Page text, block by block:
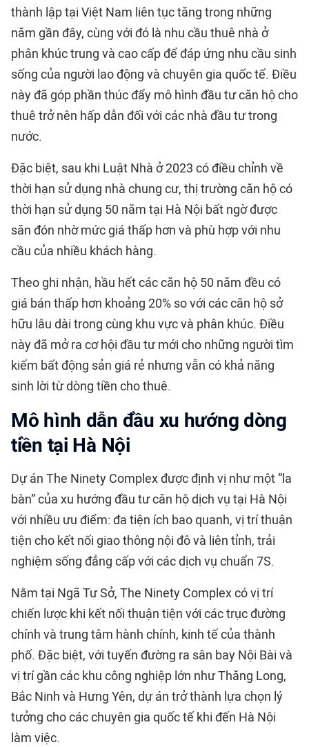
thành lập tại Việt Nam liên tục tăng trong những
năm gần đây, cùng với đó là nhu cầu thuê nhà ở
phân khúc trung và cao cấp để đáp ứng nhu cầu sinh
sống của người lao động và chuyên gia quốc tế. Điều
này đã góp phần thúc đẩy mô hình đầu tư căn hộ cho
thuê trở nên hấp dẫn đối với các nhà đầu tư trong
nước.
Đặc biệt, sau khi Luật Nhà ở 2023 có điều chỉnh về
thời hạn sử dụng nhà chung cư, thị trường căn hộ có
thời hạn sử dụng 50 năm tại Hà Nội bất ngờ được
săn đón nhờ mức giá thấp hơn và phù hợp với nhu
cầu của nhiều khách hàng.
Theo ghi nhận, hầu hết các căn hộ 50 năm đều có
giá bán thấp hơn khoảng 20% so với các căn hộ sở
hữu lâu dài trong cùng khu vực và phân khúc. Điều
này đã mở ra cơ hội đầu tư mới cho những người tìm
kiếm bất động sản giá rẻ nhưng vẫn có khả năng
sinh lời từ dòng tiền cho thuê.
Mô hình dẫn đầu xu hướng dòng
tiền tại Hà Nội
Dự án The Ninety Complex được định vị như một “la
bàn” của xu hướng đầu tư căn hộ dịch vụ tại Hà Nội
với nhiều ưu điểm: đa tiện ích bao quanh, vị trí thuận
tiện cho kết nối giao thông nội đô và liên tỉnh, trải
nghiệm sống đẳng cấp với các dịch vụ chuẩn 7S.
Nằm tại Ngã Tư Sở, The Ninety Complex có vị trí
chiến lược khi kết nối thuận tiện với các trục đường
chính và trung tâm hành chính, kinh tế của thành
phố. Đặc biệt, với tuyến đường ra sân bay Nội Bài và
vị trí gần các khu công nghiệp lớn như Thăng Long,
Bắc Ninh và Hưng Yên, dự án trở thành lựa chọn lý
tưởng cho các chuyên gia quốc tế khi đến Hà Nội
làm việc.